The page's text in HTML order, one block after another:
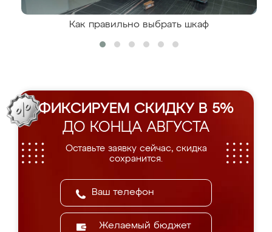
Как правильно выбрать шкаф
ФИКСИРУЕМ СКИДКУ В 5%
ДО КОНЦА АВГУСТА
Оставьте заявку сейчас, скидка
сохранится.
Желаемый бюджет